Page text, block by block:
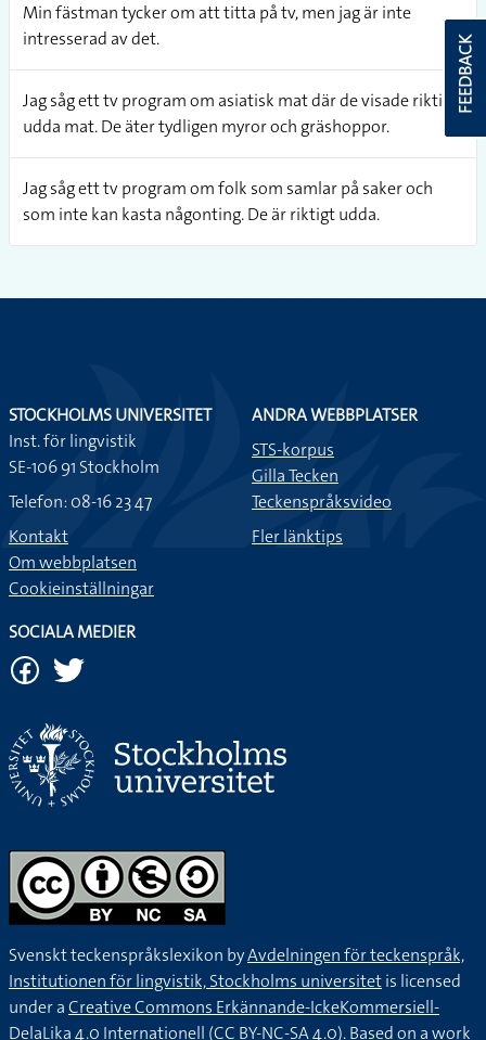
Min fästman tycker om att titta på tv, men jag är inte
intresserad av det.
Jag såg ett tv program om asiatisk mat där de visade riktigt
udda mat. De äter tydligen myror och gräshoppor.
Jag såg ett tv program om folk som samlar på saker och
som inte kan kasta någonting. De är riktigt udda.
FEEDBACK
STOCKHOLMS UNIVERSITET
Inst. för lingvistik
SE-106 91 Stockholm
Telefon: 08-16 23 47
Kontakt
Om webbplatsen
Cookieinställningar
ANDRA WEBBPLATSER
STS-korpus
Gilla Tecken
Teckenspråksvideo
Fler länktips
SOCIALA MEDIER
Svenskt teckenspråkslexikon byAvdelningen för teckenspråk,
Institutionen för lingvistik, Stockholms universitetis licensed
under aCreative Commons Erkännande-IckeKommersiell-
DelaLika 4.0 Internationell (CC BY-NC-SA 4.0).Based on a work